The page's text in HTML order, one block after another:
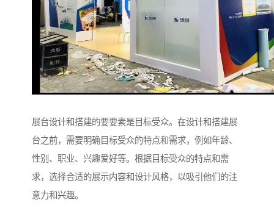
展台设计和搭建的要要素是目标受众。在设计和搭建展
台之前，需要明确目标受众的特点和需求，例如年龄、
性别、职业、兴趣爱好等。根据目标受众的特点和需
求，选择合适的展示内容和设计风格，以吸引他们的注
意力和兴趣。